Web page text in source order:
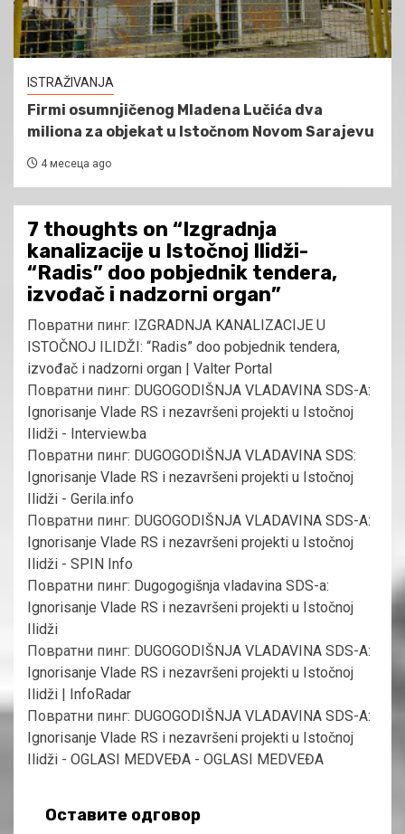
ISTRAŽIVANJA
Firmi osumnjičenog Mladena Lučića dva
miliona za objekat u Istočnom Novom Sarajevu
4 месеца ago
7 thoughts on “Izgradnja
kanalizacije u Istočnoj Ilidži-
“Radis” doo pobjednik tendera,
izvođač i nadzorni organ”
Повратни пинг: IZGRADNJA KANALIZACIJE U
ISTOČNOJ ILIDŽI: “Radis” doo pobjednik tendera,
izvođač i nadzorni organ | Valter Portal
Повратни пинг: DUGOGODIŠNJA VLADAVINA SDS-A:
Ignorisanje Vlade RS i nezavršeni projekti u Istočnoj
Ilidži - Interview.ba
Повратни пинг: DUGOGODIŠNJA VLADAVINA SDS:
Ignorisanje Vlade RS i nezavršeni projekti u Istočnoj
Ilidži - Gerila.info
Повратни пинг: DUGOGODIŠNJA VLADAVINA SDS-A:
Ignorisanje Vlade RS i nezavršeni projekti u Istočnoj
Ilidži - SPIN Info
Повратни пинг: Dugogogišnja vladavina SDS-a:
Ignorisanje Vlade RS i nezavršeni projekti u Istočnoj
Ilidži
Повратни пинг: DUGOGODIŠNJA VLADAVINA SDS-A:
Ignorisanje Vlade RS i nezavršeni projekti u Istočnoj
Ilidži | InfoRadar
Повратни пинг: DUGOGODIŠNJA VLADAVINA SDS-A:
Ignorisanje Vlade RS i nezavršeni projekti u Istočnoj
Ilidži - OGLASI MEDVEĐA - OGLASI MEDVEĐA
Оставите одговор